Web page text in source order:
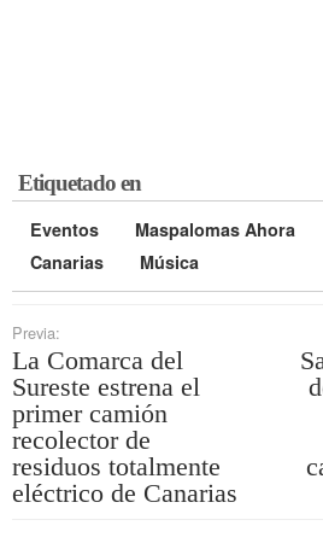
Etiquetado en
Eventos Maspalomas Ahora
Canarias
Música
Previa:
La Comarca del
Sureste estrena el
primer camión
recolector de
residuos totalmente
eléctrico de Canarias